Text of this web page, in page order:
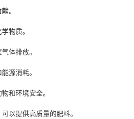
。
物质。
体排放。
源消耗。
和环境安全。
以提供高质量的肥料。